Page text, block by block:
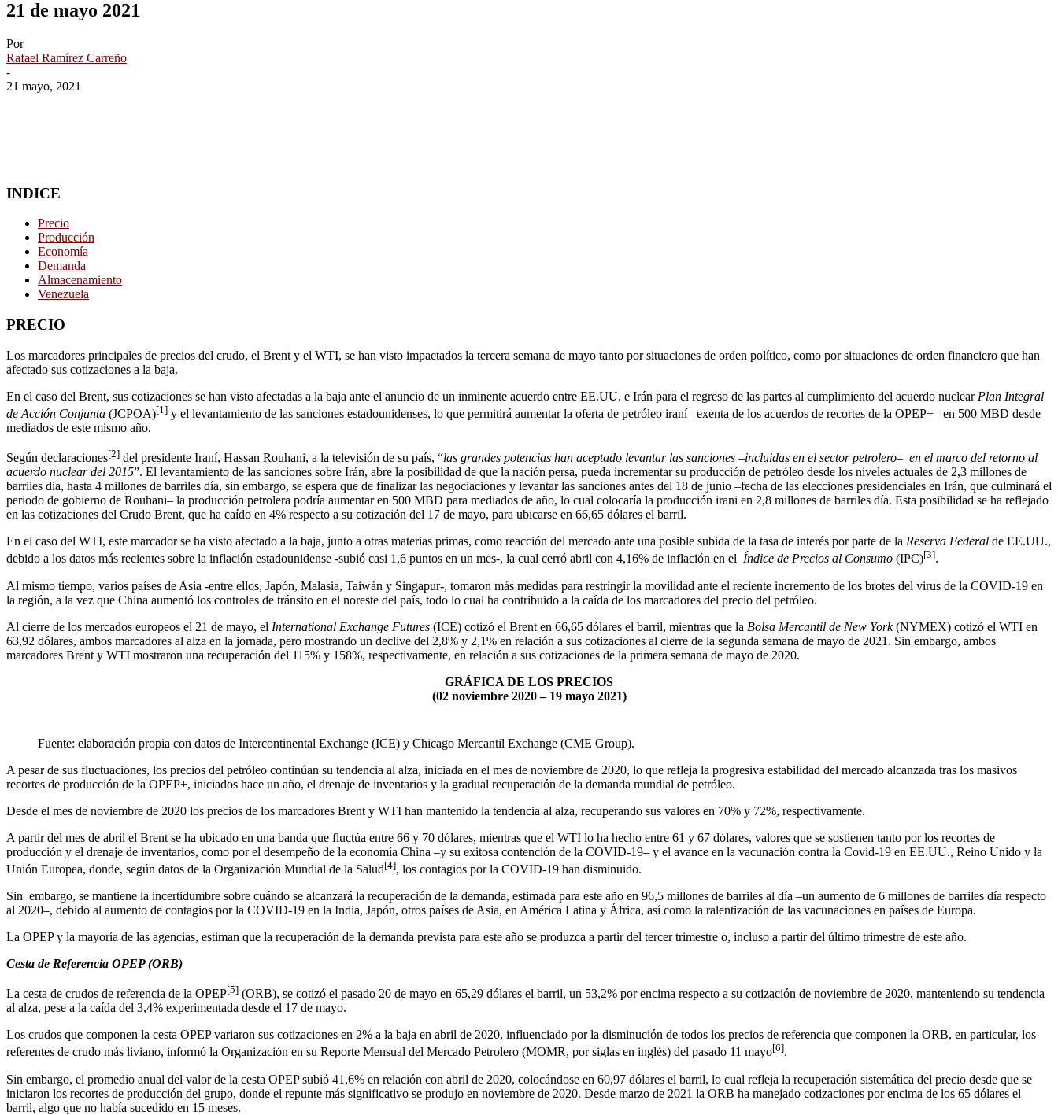
21 de mayo 2021
Por
Rafael Ramírez Carreño
-
21 mayo, 2021
INDICE
Precio
Producción
Economía
Demanda
Almacenamiento
Venezuela
PRECIO
Los marcadores principales de precios del crudo, el Brent y el WTI, se han visto impactados la tercera semana de mayo tanto por situaciones de orden político, como por situaciones de orden financiero que han
afectado sus cotizaciones a la baja.
En el caso del Brent, sus cotizaciones se han visto afectadas a la baja ante el anuncio de un inminente acuerdo entre EE.UU. e Irán para el regreso de las partes al cumplimiento del acuerdo nuclear Plan Integral
de Acción Conjunta (JCPOA)[1] y el levantamiento de las sanciones estadounidenses, lo que permitirá aumentar la oferta de petróleo iraní –exenta de los acuerdos de recortes de la OPEP+– en 500 MBD desde
mediados de este mismo año.
Según declaraciones[2] del presidente Iraní, Hassan Rouhani, a la televisión de su país, “las grandes potencias han aceptado levantar las sanciones –incluidas en el sector petrolero– en el marco del retorno al
acuerdo nuclear del 2015”. El levantamiento de las sanciones sobre Irán, abre la posibilidad de que la nación persa, pueda incrementar su producción de petróleo desde los niveles actuales de 2,3 millones de
barriles dia, hasta 4 millones de barriles día, sin embargo, se espera que de finalizar las negociaciones y levantar las sanciones antes del 18 de junio –fecha de las elecciones presidenciales en Irán, que culminará el
periodo de gobierno de Rouhani– la producción petrolera podría aumentar en 500 MBD para mediados de año, lo cual colocaría la producción irani en 2,8 millones de barriles día. Esta posibilidad se ha reflejado
en las cotizaciones del Crudo Brent, que ha caído en 4% respecto a su cotización del 17 de mayo, para ubicarse en 66,65 dólares el barril.
En el caso del WTI, este marcador se ha visto afectado a la baja, junto a otras materias primas, como reacción del mercado ante una posible subida de la tasa de interés por parte de la Reserva Federal de EE.UU.,
debido a los datos más recientes sobre la inflación estadounidense -subió casi 1,6 puntos en un mes-, la cual cerró abril con 4,16% de inflación en el Índice de Precios al Consumo (IPC)[3].
Al mismo tiempo, varios países de Asia -entre ellos, Japón, Malasia, Taiwán y Singapur-, tomaron más medidas para restringir la movilidad ante el reciente incremento de los brotes del virus de la COVID-19 en
la región, a la vez que China aumentó los controles de tránsito en el noreste del país, todo lo cual ha contribuido a la caída de los marcadores del precio del petróleo.
Al cierre de los mercados europeos el 21 de mayo, el International Exchange Futures (ICE) cotizó el Brent en 66,65 dólares el barril, mientras que la Bolsa Mercantil de New York(NYMEX) cotizó el WTI en
63,92 dólares, ambos marcadores al alza en la jornada, pero mostrando un declive del 2,8% y 2,1% en relación a sus cotizaciones al cierre de la segunda semana de mayo de 2021. Sin embargo, ambos
marcadores Brent y WTI mostraron una recuperación del 115% y 158%, respectivamente, en relación a sus cotizaciones de la primera semana de mayo de 2020.
GRÁFICA DE LOS PRECIOS
(02 noviembre 2020 – 19 mayo 2021)
Fuente: elaboración propia con datos de Intercontinental Exchange (ICE) y Chicago Mercantil Exchange (CME Group).
A pesar de sus fluctuaciones, los precios del petróleo continúan su tendencia al alza, iniciada en el mes de noviembre de 2020, lo que refleja la progresiva estabilidad del mercado alcanzada tras los masivos
recortes de producción de la OPEP+, iniciados hace un año, el drenaje de inventarios y la gradual recuperación de la demanda mundial de petróleo.
Desde el mes de noviembre de 2020 los precios de los marcadores Brent y WTI han mantenido la tendencia al alza, recuperando sus valores en 70% y 72%, respectivamente.
A partir del mes de abril el Brent se ha ubicado en una banda que fluctúa entre 66 y 70 dólares, mientras que el WTI lo ha hecho entre 61 y 67 dólares, valores que se sostienen tanto por los recortes de
producción y el drenaje de inventarios, como por el desempeño de la economía China –y su exitosa contención de la COVID-19– y el avance en la vacunación contra la Covid-19 en EE.UU., Reino Unido y la
Unión Europea, donde, según datos de la Organización Mundial de la Salud[4], los contagios por la COVID-19 han disminuido.
Sin embargo, se mantiene la incertidumbre sobre cuándo se alcanzará la recuperación de la demanda, estimada para este año en 96,5 millones de barriles al día –un aumento de 6 millones de barriles día respecto
al 2020–, debido al aumento de contagios por la COVID-19 en la India, Japón, otros países de Asia, en América Latina y África, así como la ralentización de las vacunaciones en países de Europa.
La OPEP y la mayoría de las agencias, estiman que la recuperación de la demanda prevista para este año se produzca a partir del tercer trimestre o, incluso a partir del último trimestre de este año.
Cesta de Referencia OPEP (ORB)
La cesta de crudos de referencia de la OPEP[5] (ORB), se cotizó el pasado 20 de mayo en 65,29 dólares el barril, un 53,2% por encima respecto a su cotización de noviembre de 2020, manteniendo su tendencia
al alza, pese a la caída del 3,4% experimentada desde el 17 de mayo.
Los crudos que componen la cesta OPEP variaron sus cotizaciones en 2% a la baja en abril de 2020, influenciado por la disminución de todos los precios de referencia que componen la ORB, en particular, los
referentes de crudo más liviano, informó la Organización en su Reporte Mensual del Mercado Petrolero (MOMR, por siglas en inglés) del pasado 11 mayo[6].
Sin embargo, el promedio anual del valor de la cesta OPEP subió 41,6% en relación con abril de 2020, colocándose en 60,97 dólares el barril, lo cual refleja la recuperación sistemática del precio desde que se
iniciaron los recortes de producción del grupo, donde el repunte más significativo se produjo en noviembre de 2020. Desde marzo de 2021 la ORB ha manejado cotizaciones por encima de los 65 dólares el
barril, algo que no había sucedido en 15 meses.